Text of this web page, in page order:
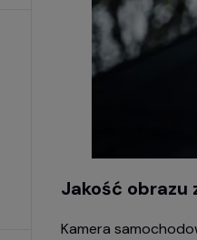
Jakość obrazu
Kamera